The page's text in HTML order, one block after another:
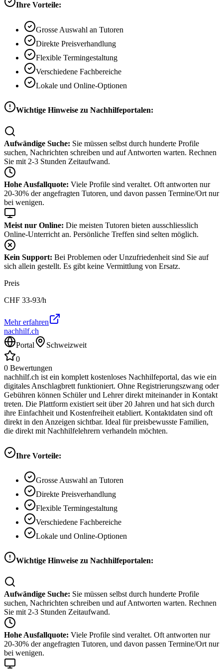
Ihre Vorteile:
Grosse Auswahl an Tutoren
Direkte Preisverhandlung
Flexible Termingestaltung
Verschiedene Fachbereiche
Lokale und Online-Optionen
Wichtige Hinweise zu Nachhilfeportalen:
Aufwändige Suche: Sie müssen selbst durch hunderte Profile
suchen, Nachrichten schreiben und auf Antworten warten. Rechnen
Sie mit 2-3 Stunden Zeitaufwand.
Hohe Ausfallquote: Viele Profile sind veraltet. Oft antworten nur
20-30% der angefragten Tutoren, und davon passen Termine/Ort nur
bei wenigen.
Meist nur Online: Die meisten Tutoren bieten ausschliesslich
Online-Unterricht an. Persönliche Treffen sind selten möglich.
Kein Support: Bei Problemen oder Unzufriedenheit sind Sie auf
sich allein gestellt. Es gibt keine Vermittlung von Ersatz.
Preis
CHF 33-93/h
Mehr erfahren
nachhilf.ch
Portal
Schweizweit
0
0 Bewertungen
nachhilf.ch ist ein komplett kostenloses Nachhilfeportal, das wie ein
digitales Anschlagbrett funktioniert. Ohne Registrierungszwang oder
Gebühren können Schüler und Lehrer direkt miteinander in Kontakt
treten. Die Plattform existiert seit über 20 Jahren und hat sich durch
ihre Einfachheit und Kostenfreiheit etabliert. Kontaktdaten sind oft
direkt in den Anzeigen sichtbar. Ideal für preisbewusste Familien,
die direkt mit Nachhilfelehrern verhandeln möchten.
Ihre Vorteile:
Grosse Auswahl an Tutoren
Direkte Preisverhandlung
Flexible Termingestaltung
Verschiedene Fachbereiche
Lokale und Online-Optionen
Wichtige Hinweise zu Nachhilfeportalen:
Aufwändige Suche: Sie müssen selbst durch hunderte Profile
suchen, Nachrichten schreiben und auf Antworten warten. Rechnen
Sie mit 2-3 Stunden Zeitaufwand.
Hohe Ausfallquote: Viele Profile sind veraltet. Oft antworten nur
20-30% der angefragten Tutoren, und davon passen Termine/Ort nur
bei wenigen.